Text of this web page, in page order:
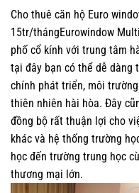
Cho thuê căn hộ Euro
15tr/thángEurowindow
phố cổ kính với trung tâm
tại đây bạn có thể dễ dàng
chính phát triển, môi
thiên nhiên hài hòa. Đây
đồng bộ rất thuận lợi cho
khác và hệ thống trường
học đến trường trung học
thương mại lớn.